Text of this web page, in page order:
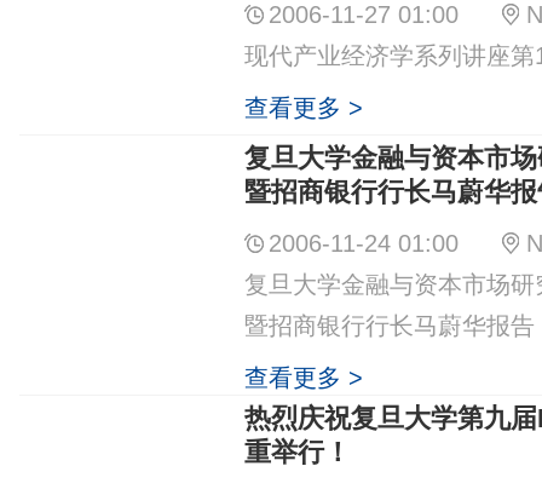
2006-11-27 01:00
现代产业经济学系列讲座第
查看更多 >
复旦大学金融与资本市
暨招商银行行长马蔚华
2006-11-24 01:00
复旦大学金融与资本市场
暨招商银行行长马蔚华报告
查看更多 >
热烈庆祝复旦大学第九
重举行！